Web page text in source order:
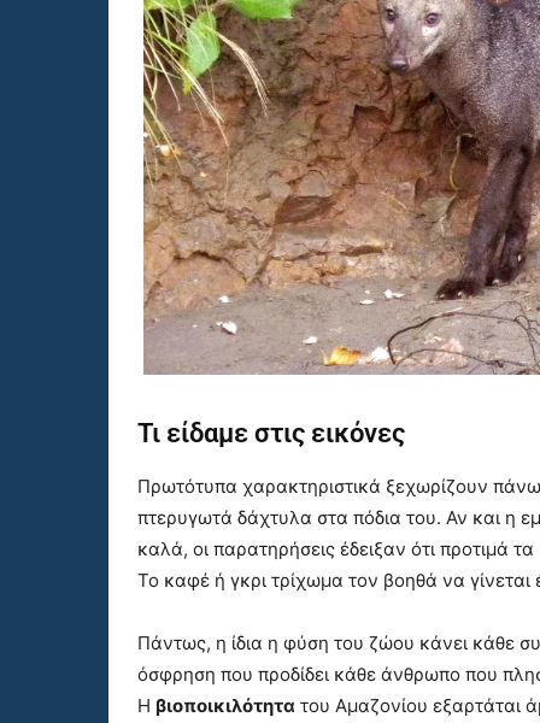
Τι είδαμε στις εικόνες
Πρωτότυπα χαρακτηριστικά ξεχωρίζουν
πτερυγωτά δάχτυλα στα πόδια του. Αν και η
καλά, οι παρατηρήσεις έδειξαν ότι προτιμά
Το καφέ ή γκρι τρίχωμα τον βοηθά να
Πάντως, η ίδια η φύση του ζώου κάνει κάθε
όσφρηση που προδίδει κάθε άνθρωπο που
Η βιοποικιλότητα του Αμαζονίου εξαρτάται